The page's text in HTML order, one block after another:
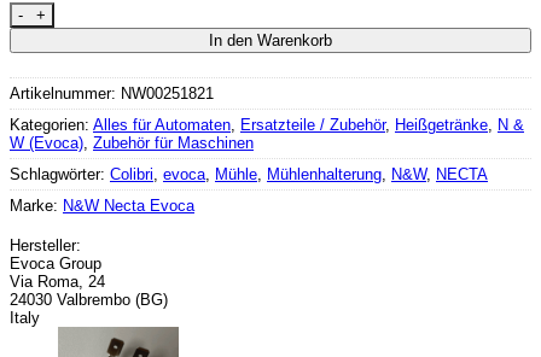
Evoca NW Muehlenhalterung Colibri Menge
In den Warenkorb
Artikelnummer: NW00251821
Kategorien: Alles für Automaten, Ersatzteile / Zubehör, Heißgetränke, N &
W (Evoca), Zubehör für Maschinen
Schlagwörter: Colibri, evoca, Mühle, Mühlenhalterung, N&W, NECTA
Marke: N&W Necta Evoca
Hersteller:
Evoca Group
Via Roma, 24
24030 Valbrembo (BG)
Italy